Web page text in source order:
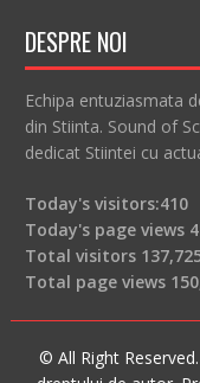
DESPRE NOI
Echipa entuziasmata
din Stiinta. Sound of
dedicat Stiintei cu
Today's visitors:410
Today's page views
Total visitors
Total page views
© All Right